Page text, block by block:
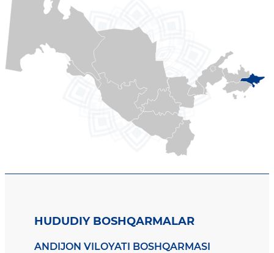
HUDUDIY BOSHQARMALAR
ANDIJON VILOYATI BOSHQARMASI